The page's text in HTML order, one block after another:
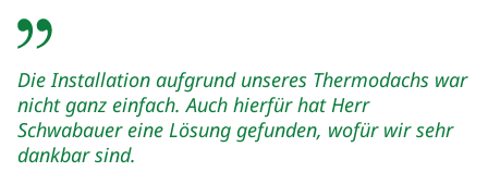
Die Installation aufgrund unseres Thermodachs war
nicht ganz einfach. Auch hierfür hat Herr
Schwabauer eine Lösung gefunden, wofür wir sehr
dankbar sind.